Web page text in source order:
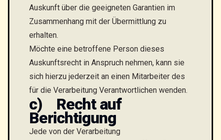
Auskunft über die geeigneten Garantien im
Zusammenhang mit der Übermittlung zu
erhalten.
Möchte eine betroffene Person dieses
Auskunftsrecht in Anspruch nehmen, kann sie
sich hierzu jederzeit an einen Mitarbeiter des
für die Verarbeitung Verantwortlichen wenden.
c) Recht auf
Berichtigung
Jede von der Verarbeitung